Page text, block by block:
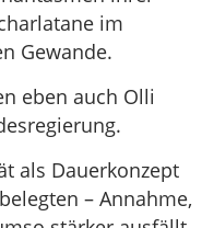
im
Gewande.
eben auch Olli
als Dauerkonzept
– Annahme,